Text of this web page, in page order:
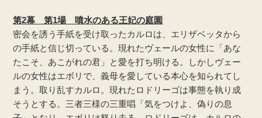
第2幕 第1場 噴水のある王妃の庭園
密会を誘う手紙を受け取ったカルロは、エリザベッタから
の手紙と信じ切っている。現れたヴェールの女性に「あな
たこそ、あこがれの君」と愛を打ち明ける。しかしヴェー
ルの女性はエボリで、義母を愛している本心を知られてし
まう。取り乱すカルロ。現れたロドリーゴは事態を執り成
そうとする。三者三様の三重唱「気をつけよ、偽りの息